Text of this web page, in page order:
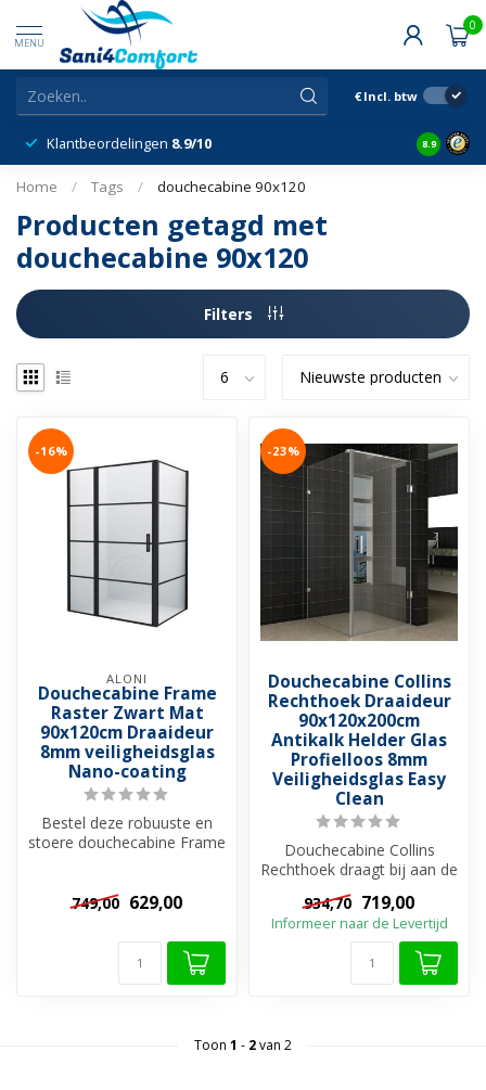
MENU
0
€ Incl. btw
Klantbeordelingen 8.9/10 8.9
Home / Tags / douchecabine 90x120
Producten getagd met
douchecabine 90x120
Filters
-16%
ALONI
Douchecabine Frame
Raster Zwart Mat
90x120cm Draaideur
8mm veiligheidsglas
Nano-coating
Bestel deze robuuste en
stoere douchecabine Frame
749,00 629,00
-23%
Douchecabine Collins
Rechthoek Draaideur
90x120x200cm
Antikalk Helder Glas
Profielloos 8mm
Veiligheidsglas Easy
Clean
Douchecabine Collins
Rechthoek draagt bij aan de
een comfortabele douche-
ervarin...
934,70 719,00
Informeer naar de Levertijd
Toon 1 - 2van 2